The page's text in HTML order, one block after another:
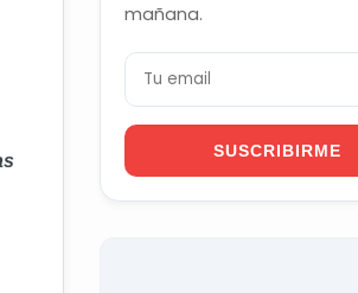
mañana.
SUSCRIBIRME